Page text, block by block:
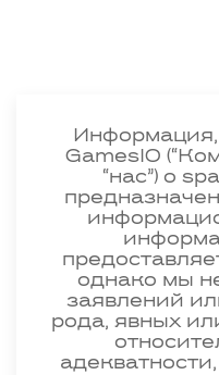
Информация,
GamesIO
“нас”) о
однако мы
заявлений
рода, явных